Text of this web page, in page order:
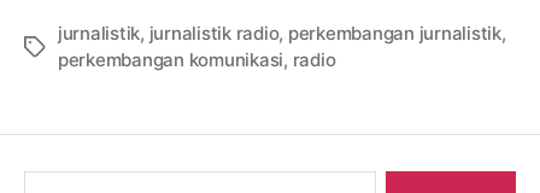
Tags
jurnalistik, jurnalistik radio, perkembangan jurnalistik,
perkembangan komunikasi, radio